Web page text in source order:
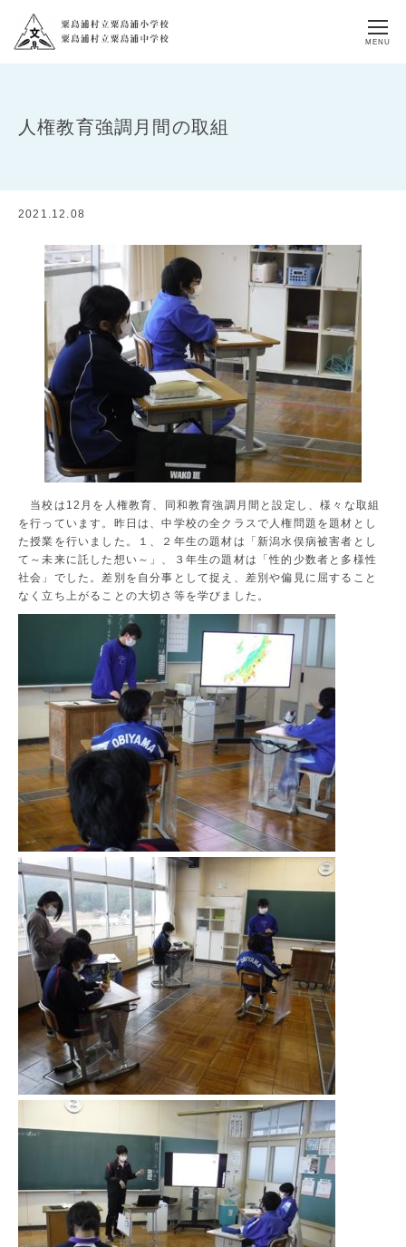
MENU
人権教育強調月間の取組
2021.12.08
当校は12月を人権教育、同和教育強調月間と設定し、様々な取組
を行っています。昨日は、中学校の全クラスで人権問題を題材とし
た授業を行いました。１、２年生の題材は「新潟水俣病被害者とし
て～未来に託した想い～」、３年生の題材は「性的少数者と多様性
社会」でした。差別を自分事として捉え、差別や偏見に屈すること
なく立ち上がることの大切さ等を学びました。